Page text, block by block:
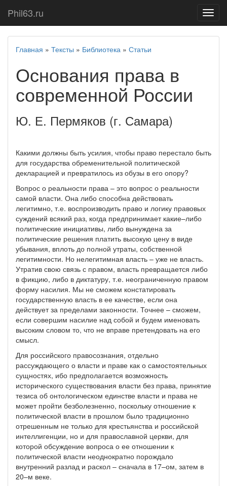
меню
Phil63.ru
Главная » Тексты » Библиотека » Статьи
Основания права в
современной России
Ю. Е. Пермяков (г. Самара)
Какими должны быть усилия, чтобы право перестало быть
для государства обременительной политической
декларацией и превратилось из обузы в его опору?
Вопрос о реальности права – это вопрос о реальности
самой власти. Она либо способна действовать
легитимно, т.е. воспроизводить право и логику правовых
суждений всякий раз, когда предпринимает какие–либо
политические инициативы, либо вынуждена за
политические решения платить высокую цену в виде
убывания, вплоть до полной утраты, собственной
легитимности. Но нелегитимная власть – уже не власть.
Утратив свою связь с правом, власть превращается либо
в фикцию, либо в диктатуру, т.е. неограниченную правом
форму насилия. Мы не сможем констатировать
государственную власть в ее качестве, если она
действует за пределами законности. Точнее – сможем,
если совершим насилие над собой и будем именовать
высоким словом то, что не вправе претендовать на его
смысл.
Для российского правосознания, отдельно
рассуждающего о власти и праве как о самостоятельных
сущностях, ибо предполагается возможность
исторического существования власти без права, принятие
тезиса об онтологическом единстве власти и права не
может пройти безболезненно, поскольку отношение к
политической власти в прошлом было традиционно
отрешенным не только для крестьянства и российской
интеллигенции, но и для православной церкви, для
которой обсуждение вопроса о ее отношении к
политической власти неоднократно порождало
внутренний разлад и раскол – сначала в 17–ом, затем в
20–м веке.